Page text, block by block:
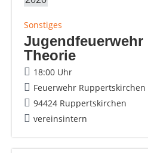
Sonstiges
Theorie
18:00 Uhr
Feuerwehr Ruppertskirchen
94424 Ruppertskirchen
vereinsintern